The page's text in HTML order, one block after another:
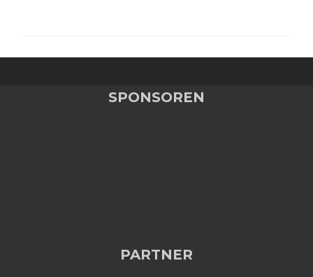
SPONSOREN
PARTNER